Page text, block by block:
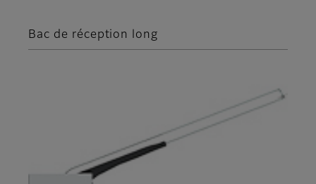
Bac de réception long